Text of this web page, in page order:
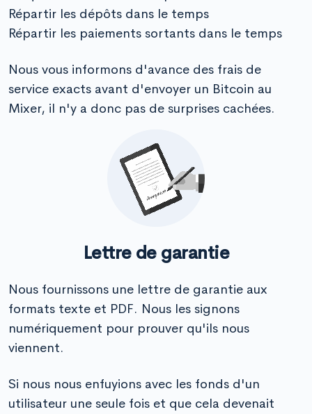
Répartir les dépôts dans le temps
Répartir les paiements sortants dans le temps
Nous vous informons d'avance des frais de
service exacts avant d'envoyer un Bitcoin au
Mixer, il n'y a donc pas de surprises cachées.
Lettre de garantie
Nous fournissons une lettre de garantie aux
formats texte et PDF. Nous les signons
numériquement pour prouver qu'ils nous
viennent.
Si nous nous enfuyions avec les fonds d'un
utilisateur une seule fois et que cela devenait